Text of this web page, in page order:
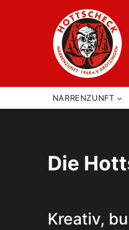
NARRENZUNFT
Die
Kreativ,